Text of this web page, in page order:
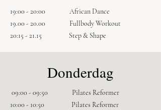
19:00 - 20:00 African Dance
19.00 - 20.00 Fullbody Workout
20:15 - 21.15 Step & Shape
Donderdag
09:00 - 09:50 Pilates Reformer
10:00 - 10:50 Pilates Reformer